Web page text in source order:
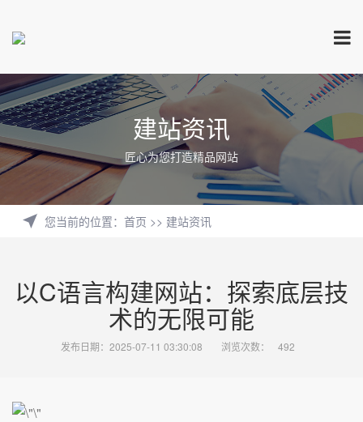
建站资讯
匠心为您打造精品网站
您当前的位置： 首页 >> 建站资讯
以C语言构建网站：探索底层技
术的无限可能
发布日期：2025-07-11 03:30:08 浏览次数： 492